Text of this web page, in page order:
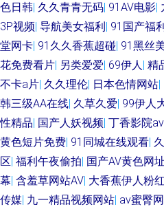
色日韩| 久久青青无码| 91AV电影|
3P视频| 导航美女福利| 91国产福
堂网卡| 91久久香蕉超碰| 91黑丝
花免费看片| 另类爱爱| 69伊人| 精
不卡a片| 久久理伦| 日本色情网站|
韩三级AA在线| 久草久爱| 99伊人
性精品| 国产人妖视频| 丁香影院av
黄色短片免费| 91同城在线观看|
区| 福利午夜偷拍| 国产AV黄色网址
幕| 含羞草网站AV| 大香蕉伊人粉红
传媒| 九一精品视频网站| av蜜臀